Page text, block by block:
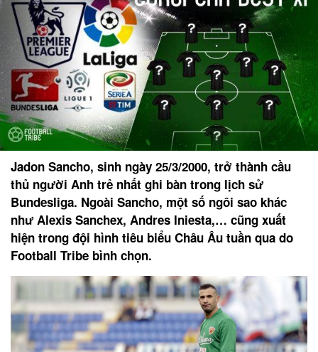
Jadon Sancho, sinh ngày 25/3/2000, trở thành cầu
thủ người Anh trẻ nhất ghi bàn trong lịch sử
Bundesliga. Ngoài Sancho, một số ngôi sao khác
như Alexis Sanchex, Andres Iniesta,… cũng xuất
hiện trong đội hình tiêu biểu Châu Âu tuần qua do
Football Tribe bình chọn.